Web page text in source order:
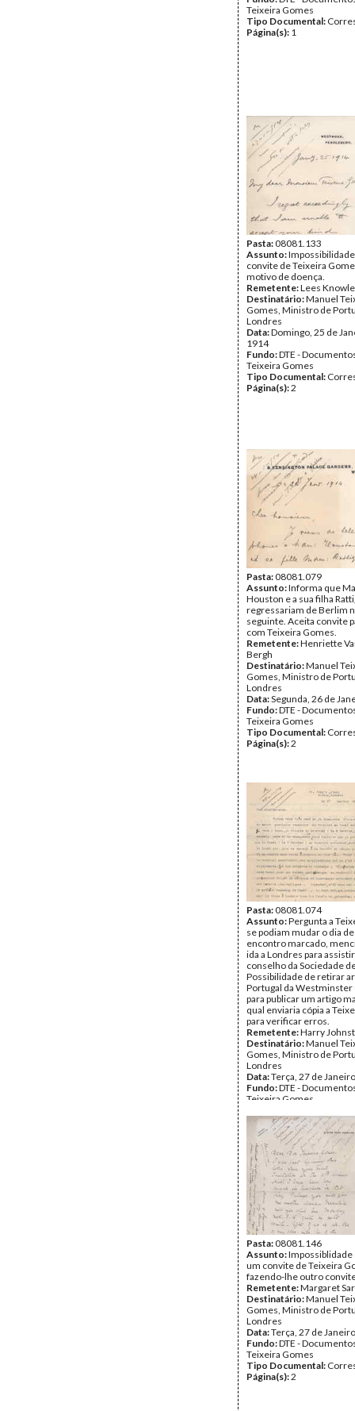
Teixeira Gomes
Tipo Documental:
Página(s): 1
Pasta:08081.133
Assunto:
convite de Teixeira
motivo de doença.
Remetente:Lees
Destinatário:Manuel
Gomes, Ministro de
Londres
Data:Domingo, 25 de
1914
Fundo:DTE -
Teixeira Gomes
Tipo Documental:
Página(s):2
Pasta:08081.079
Assunto:Informa que
Houston e a sua filha
regressariam de Berlim
seguinte. Aceita convite
com Teixeira Gomes.
Remetente:Henriette
Bergh
Destinatário:Manuel
Gomes, Ministro de
Londres
Data:Segunda, 26 de
Fundo:DTE -
Teixeira Gomes
Tipo Documental:
Página(s):2
Pasta:08081.074
Assunto:Pergunta a
se podiam mudar o dia
encontro marcado,
ida a Londres para
conselho da Sociedade
Possibilidade de retirar
Portugal da Westminster
para publicar um artigo
qual enviaria cópia a
para verificar erros.
Remetente:Harry
Destinatário:Manuel
Gomes, Ministro de
Londres
Data:Terça, 27 de
Fundo:DTE -
Teixeira Gomes
Página(s):2
Pasta:08081.146
Assunto:Impossiblidade
um convite de Teixeira
fazendo-lhe outro
Remetente:Margaret
Destinatário:Manuel
Gomes, Ministro de
Londres
Data:Terça, 27 de
Fundo:DTE -
Teixeira Gomes
Tipo Documental:
Página(s):2